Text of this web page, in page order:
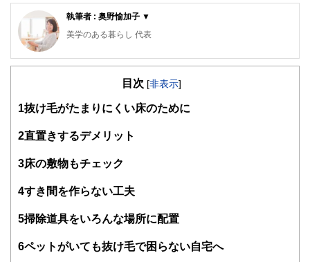
執筆者 : 奥野愉加子 ▼
美学のある暮らし 代表
整理収納アドバイザー認定講師。(photo:キャラバンサライ)
学び、英国インターンや建築設計会社勤務を経て、2011年
２年間のドイツ生活を経験。帰国後の現在は建築家デザイン
ら、建築や暮らしに関連するような仕事をしたいと考え、
ザーの資格を取得。認定講師として資格取得のための講座を
定期的に主催している。
＜美学のある暮らし＞
https://www.bigakurashi.jp
目次 [非表示]
1抜け毛がたまりにくい床のために
2直置きするデメリット
3床の敷物もチェック
4すき間を作らない工夫
5掃除道具をいろんな場所に配置
6ペットがいても抜け毛で困らない自宅へ